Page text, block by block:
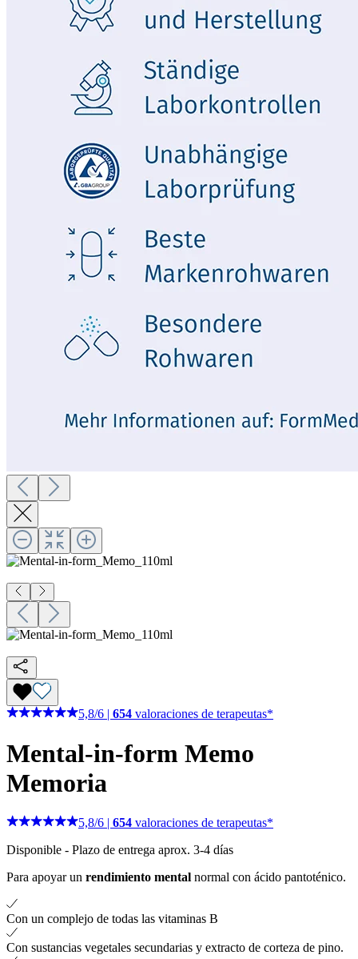
5,8/6 654 valoraciones de terapeutas*
Mental-in-form Memo
Memoria
5,8/6 | 654 valoraciones de terapeutas*
Disponible - Plazo de entrega aprox. 3-4 días
Para apoyar un rendimiento mental normal con ácido pantoténico.
Con un complejo de todas las vitaminas B
Con sustancias vegetales secundarias y extracto de corteza de pino.